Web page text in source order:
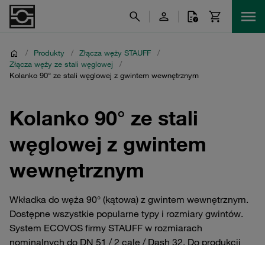
/ Produkty / Złącza węży STAUFF
/
Złącza węży ze stali węglowej
/
Kolanko 90° ze stali węglowej z gwintem wewnętrznym
Kolanko 90° ze stali
węglowej z gwintem
wewnętrznym
Wkładka do węża 90° (kątowa) z gwintem wewnętrznym.
Dostępne wszystkie popularne typy i rozmiary gwintów.
System ECOVOS firmy STAUFF w rozmiarach
nominalnych do DN 51 / 2 cale / Dash 32. Do produkcji